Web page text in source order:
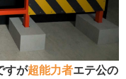
すが超能力者エテ公の